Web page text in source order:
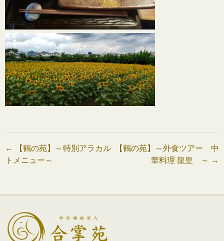
投
ナ
ビ
ゲ
←
【鶴の苑】～特別アラカル
トメニュー～
【鶴の苑】～外食ツアー 中
華料理 龍皇 ～ →